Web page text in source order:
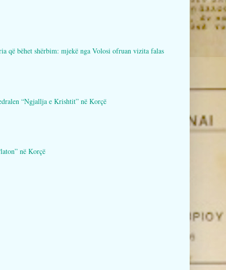
bëhet shërbim: mjekë nga Volosi ofruan vizita falas
“Ngjallja e Krishtit” në Korçë
në Korçë